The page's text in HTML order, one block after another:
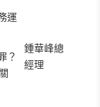
運
？
鍾華峰總
經理